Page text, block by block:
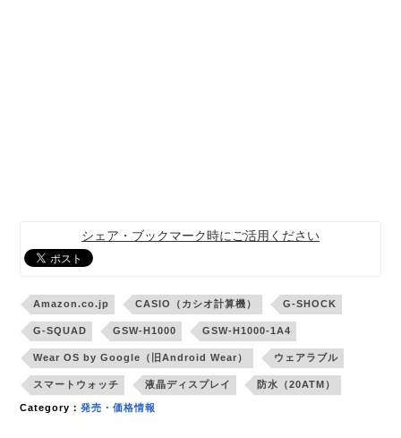
シェア・ブックマーク時にご活用ください
Amazon.co.jp CASIO（カシオ計算機） G-SHOCK
G-SQUAD GSW-H1000 GSW-H1000-1A4
Wear OS by Google（旧Android Wear） ウェアラブル
スマートウォッチ 液晶ディスプレイ 防水（20ATM）
Category：発売・価格情報